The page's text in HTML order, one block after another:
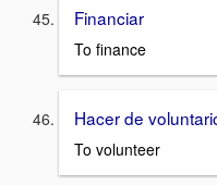
Financiar
To finance
Hacer de
To volunteer